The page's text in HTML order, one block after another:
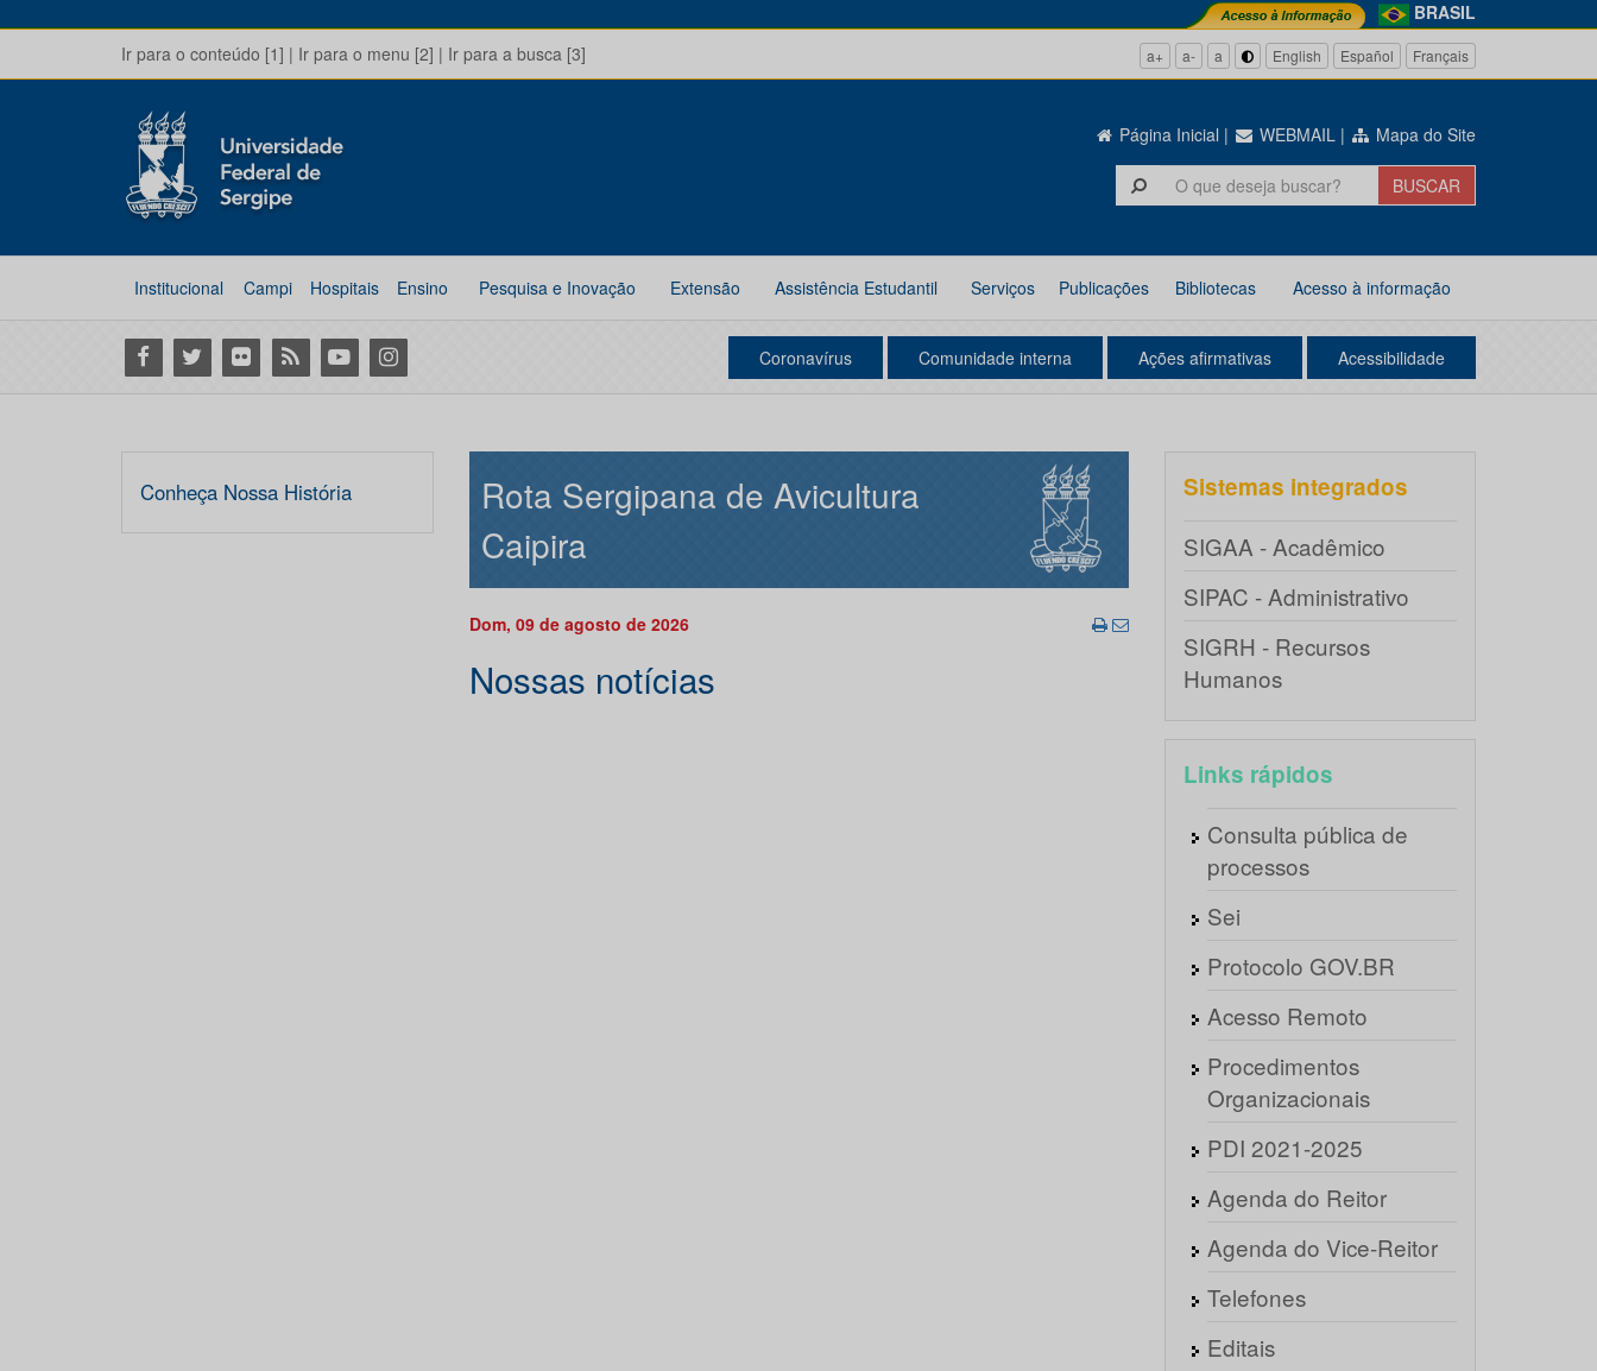
BRASIL
Ir para o conteúdo [1] | Ir para o menu [2] | Ir para a busca [3] a+ a- a English Español Français
Página Inicial | WEBMAIL | Mapa do Site
Institucional Campi Hospitais Ensino Pesquisa e Inovação Extensão Assistência Estudantil Serviços Publicações Bibliotecas Acesso à informação
Facebook
Twitter Flickr RSS YoutubeInstagram Coronavírus Comunidade interna Ações afirmativas Acessibilidade
Conheça Nossa História
Rota Sergipana de Avicultura
Caipira
Dom, 09 de agosto de 2026
Nossas notícias
Sistemas integrados
SIGAA - Acadêmico
SIPAC - Administrativo
SIGRH - Recursos
Humanos
Links rápidos
Consulta pública de
processos
Sei
Protocolo GOV.BR
Acesso Remoto
Procedimentos
Organizacionais
PDI 2021-2025
Agenda do Reitor
Agenda do Vice-Reitor
Telefones
Editais